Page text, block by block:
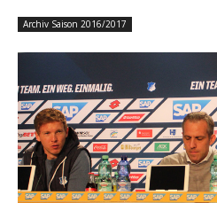
Archiv Saison 2016/2017